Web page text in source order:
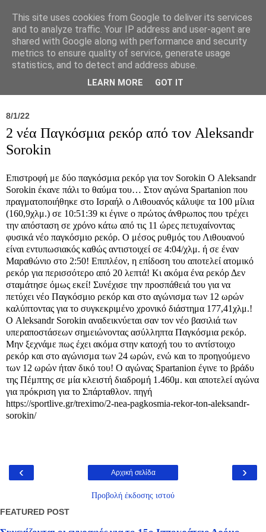
Σύλλογος Ιπποκράτειος
8/1/22
2 νέα Παγκόσμια ρεκόρ από τον Aleksandr
Sorokin
Επιστροφή με δύο παγκόσμια ρεκόρ για τον Sorokin Ο Aleksandr
Sorokin έκανε πάλι το θαύμα του… Στον αγώνα Spartanion που
πραγματοποιήθηκε στο Ισραήλ ο Λιθουανός κάλυψε τα 100 μίλια
(160,9χλμ.) σε 10:51:39 κι έγινε ο πρώτος άνθρωπος που τρέχει
την απόσταση σε χρόνο κάτω από τις 11 ώρες πετυχαίνοντας
φυσικά νέο παγκόσμιο ρεκόρ. Ο μέσος ρυθμός του Λιθουανού
είναι εντυπωσιακός καθώς αντιστοιχεί σε 4:04/χλμ. ή σε έναν
Μαραθώνιο στο 2:50! Επιπλέον, η επίδοση του αποτελεί ατομικό
ρεκόρ για περισσότερο από 20 λεπτά! Κι ακόμα ένα ρεκόρ Δεν
σταμάτησε όμως εκεί! Συνέχισε την προσπάθειά του για να
πετύχει νέο Παγκόσμιο ρεκόρ και στο αγώνισμα των 12 ωρών
καλύπτοντας για το συγκεκριμένο χρονικό διάστημα 177,41χλμ.!
Ο Aleksandr Sorokin αναδεικνύεται σαν τον νέο βασιλιά των
υπεραποστάσεων σημειώνοντας ασύλληπτα Παγκόσμια ρεκόρ.
Μην ξεχνάμε πως έχει ακόμα στην κατοχή του τo αντίστοιχo
ρεκόρ και στο αγώνισμα των 24 ωρών, ενώ και το προηγούμενο
των 12 ωρών ήταν δικό του! Ο αγώνας Spartanion έγινε το βράδυ
της Πέμπτης σε μία κλειστή διαδρομή 1.460μ. και αποτελεί αγώνα
για πρόκριση για το Σπάρταθλον. πηγή
https://sportlive.gr/treximo/2-nea-pagkosmia-rekor-ton-aleksandr-
sorokin/
‹ ›
Αρχική σελίδα
Προβολή έκδοσης ιστού
FEATURED POST
This site uses cookies from Google to deliver its services
and to analyze traffic. Your IP address and user-agent are
shared with Google along with performance and security
metrics to ensure quality of service, generate usage
statistics, and to detect and address abuse.
LEARN MORE GOT IT